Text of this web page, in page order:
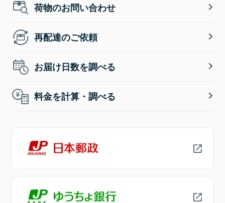
荷物のお問い合わせ
再配達のご依頼
お届け日数を調べる
料金を計算・調べる